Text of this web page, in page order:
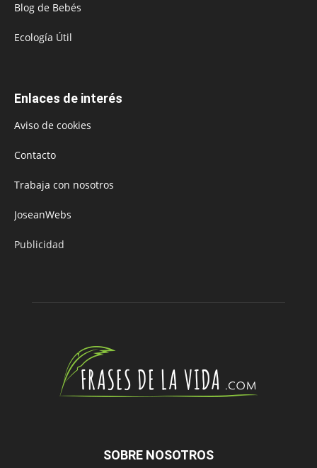
Blog de Bebés
Ecología Útil
Enlaces de interés
Aviso de cookies
Contacto
Trabaja con nosotros
JoseanWebs
Publicidad
SOBRE NOSOTROS